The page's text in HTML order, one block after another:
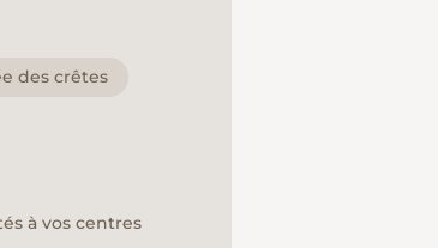
des crêtes
à vos centres